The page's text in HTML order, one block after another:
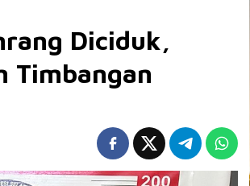
Diciduk,
Timbangan